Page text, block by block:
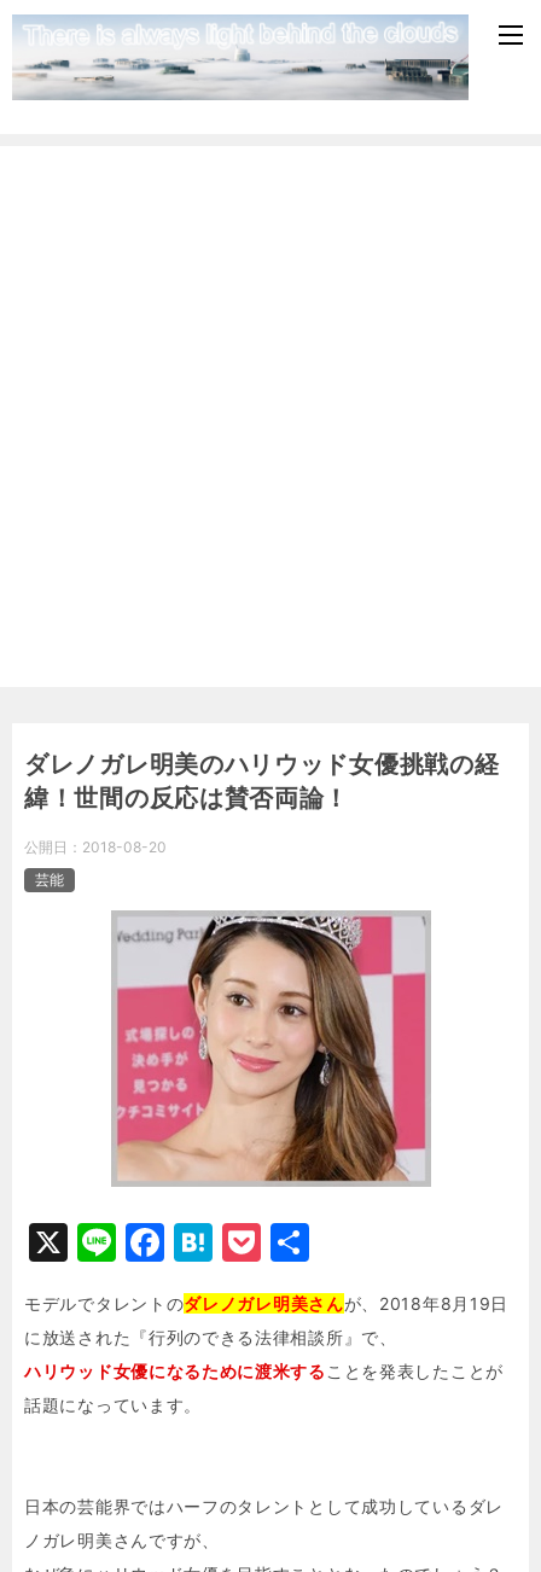
ダレノガレ明美のハリウッド女優挑戦の経
緯！世間の反応は賛否両論！
公開日： 2018-08-20
芸能
X
Li
e
F
a
c
e
b
k
H
at
e
n
a
P
o
c
k
e
有
モデルでタレントのダレノガレ明美さんが、2018年8月19日
に放送された『行列のできる法律相談所』で、
ハリウッド女優になるために渡米する ことを発表したことが
話題になっています。
日本の芸能界ではハーフのタレントとして成功しているダレ
ノガレ明美さんですが、